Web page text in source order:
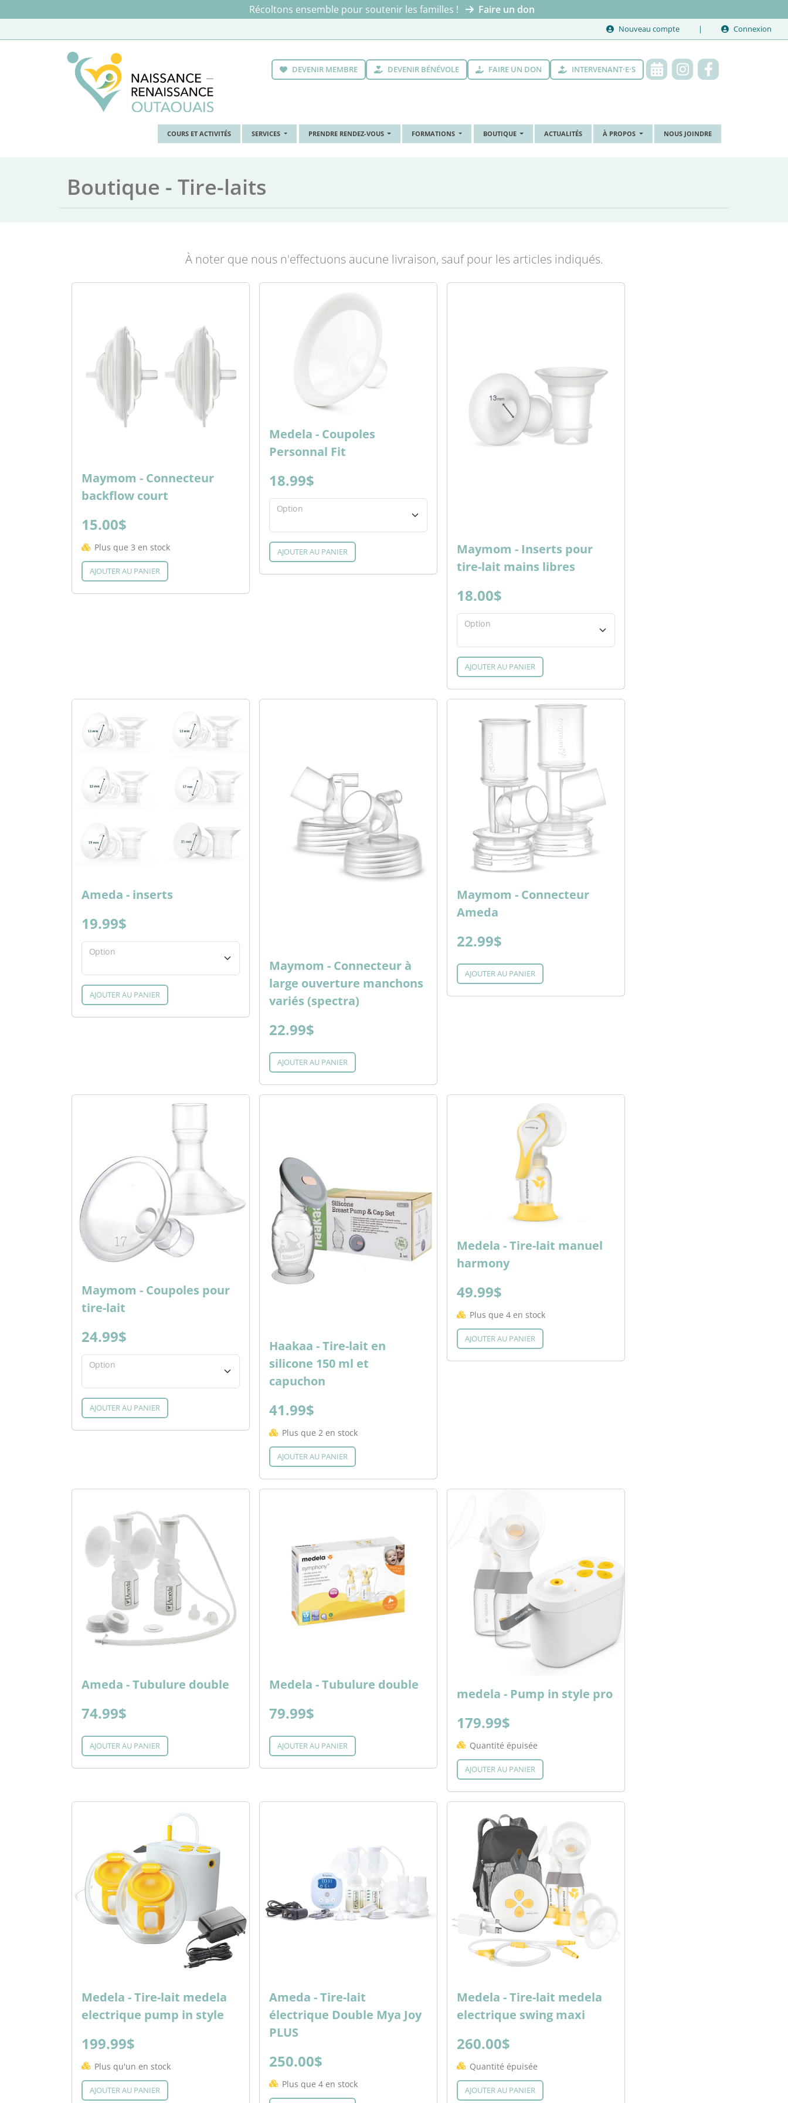
Récoltons ensemble pour soutenir les familles ! Faire un don
Nouveau compte Connexion
DEVENIR MEMBRE DEVENIR BÉNÉVOLE FAIRE UN DON INTERVENANT·E·S
COURS ET ACTIVITÉS SERVICES PRENDRE RENDEZ-VOUS FORMATIONS BOUTIQUE ACTUALITÉS À PROPOS NOUS JOINDRE
Boutique - Tire-laits
À noter que nous n'effectuons aucune livraison, sauf pour les articles indiqués.
Maymom - Connecteur
backflow court
15.00$
Plus que 3 en stock
AJOUTER AU PANIER
Medela - Coupoles
Personnal Fit
18.99$
Option
AJOUTER AU PANIER
Maymom - Inserts pour
tire-lait mains libres
18.00$
Option
AJOUTER AU PANIER
Ameda - inserts
19.99$
Option
AJOUTER AU PANIER
Maymom - Connecteur à
large ouverture manchons
variés (spectra)
22.99$
AJOUTER AU PANIER
Maymom - Connecteur
Ameda
22.99$
AJOUTER AU PANIER
Maymom - Coupoles pour
tire-lait
24.99$
Option
AJOUTER AU PANIER
Haakaa - Tire-lait en
silicone 150 ml et
capuchon
41.99$
Plus que 2 en stock
AJOUTER AU PANIER
Medela - Tire-lait manuel
harmony
49.99$
Plus que 4 en stock
AJOUTER AU PANIER
Ameda - Tubulure double
74.99$
AJOUTER AU PANIER
Medela - Tubulure double
79.99$
AJOUTER AU PANIER
medela - Pump in style pro
179.99$
Quantité épuisée
AJOUTER AU PANIER
Medela - Tire-lait medela
electrique pump in style
199.99$
Plus qu'un en stock
AJOUTER AU PANIER
Ameda - Tire-lait
électrique Double Mya Joy
PLUS
250.00$
Plus que 4 en stock
Medela - Tire-lait medela
electrique swing maxi
260.00$
Quantité épuisée
AJOUTER AU PANIER